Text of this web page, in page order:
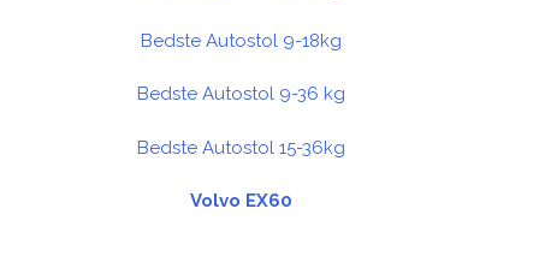
Bedste Autostol 9-18kg
Bedste Autostol 9-36 kg
Bedste Autostol 15-36kg
Volvo EX60